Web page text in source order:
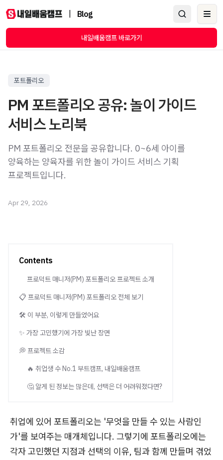
Blog
내일배움캠프 바로가기
포트폴리오
PM 포트폴리오 공유: 놀이 가이드
서비스 노리북
PM 포트폴리오 전문을 공유합니다. 0~6세 아이를
양육하는 양육자를 위한 놀이 가이드 서비스 기획
프로젝트입니다.
Apr 29, 2026
Contents
프로덕트 매니저(PM) 포트폴리오 프로젝트 소개
📋 프로덕트 매니저(PM) 포트폴리오 전체 보기
🛠️ 이 부분, 이렇게 만들었어요
✨ 가장 고민했기에 가장 빛난 장면
💭 프로젝트 소감
🔥 취업생 수 No.1 부트캠프, 내일배움캠프
🤔 알게 된 정보는 많은데, 선택은 더 어려워졌다면?
취업에 있어 포트폴리오는 '무엇을 만들 수 있는 사람인
가'를 보여주는 매개체입니다. 그렇기에 포트폴리오에는
각자 고민했던 지점과 선택의 이유, 팀과 함께 만들며 겪었